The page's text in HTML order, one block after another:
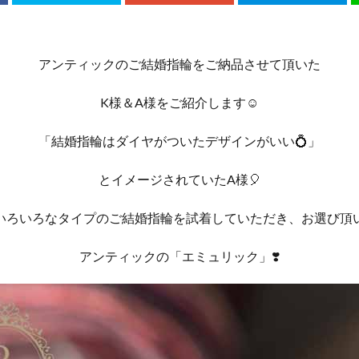
アンティックのご結婚指輪をご納品させて頂いた
K様＆A様をご紹介します☺️
「結婚指輪はダイヤがついたデザインがいい💍」
とイメージされていたA様🎈
ろいろなタイプのご結婚指輪を試着していただき、お選び頂
アンティックの「エミュリック」❣️